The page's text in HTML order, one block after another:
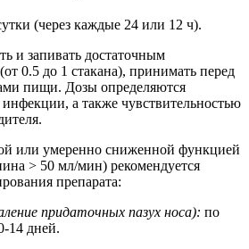
(через каждые 24 или 12 ч).
и запивать достаточным
0.5 до 1 стакана), принимать перед
пищи. Дозы определяются
а также чувствительностью
или умеренно сниженной функцией
> 50 мл/мин) рекомендуется
препарата:
придаточных пазух носа): по
14 дней.